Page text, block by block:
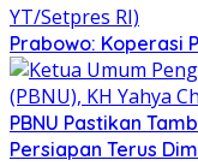
Prabowo: Koperasi
PBNU Pastikan
Persiapan Terus